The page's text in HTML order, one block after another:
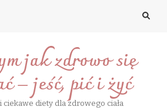
jak zdrowo się
– jeść, pić i żyć
ciekawe diety dla zdrowego ciała